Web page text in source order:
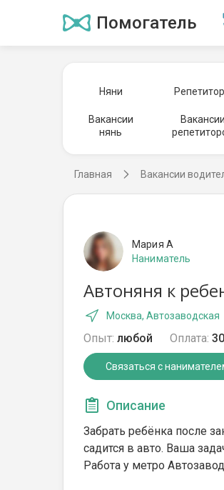
Помогатель
Няни
Вакансии
нянь
Вакансии
Главная Вакансии
Мария А
Наниматель
Автоняня к
Москва, Автозаводская
Опыт: любой Оплата:
Связаться с
Описание
Забрать ребёнка после
садится в авто. Ваша
Работа у метро